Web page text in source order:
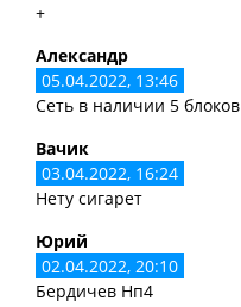
+
Александр
05.04.2022, 13:46
Сеть в наличии 5 блоков
Вачик
03.04.2022, 16:24
Нету сигарет
Юрий
02.04.2022, 20:10
Бердичев Нп4